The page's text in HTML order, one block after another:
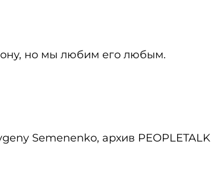
но мы любим его любым.
Semenenko, архив PEOPLETALK